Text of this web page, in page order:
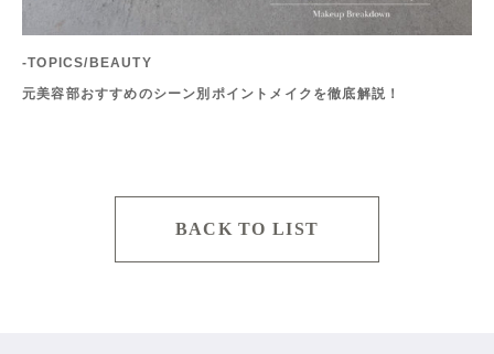
-TOPICS/BEAUTY
元美容部おすすめのシーン別ポイントメイクを徹底解説！
BACK TO LIST